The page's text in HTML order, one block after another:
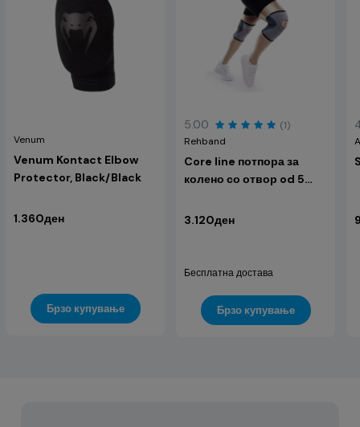
Venum
Venum Kontact Elbow
Protector, Black/Black
1.360ден
Брзо купување
5.00
(1)
Rehband
Core line потпора за
колено со отвор od 5
3.120ден
Бесплатна достава
Брзо купување